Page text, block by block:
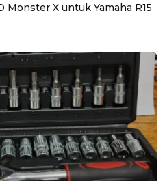
Monster X untuk Yamaha R15